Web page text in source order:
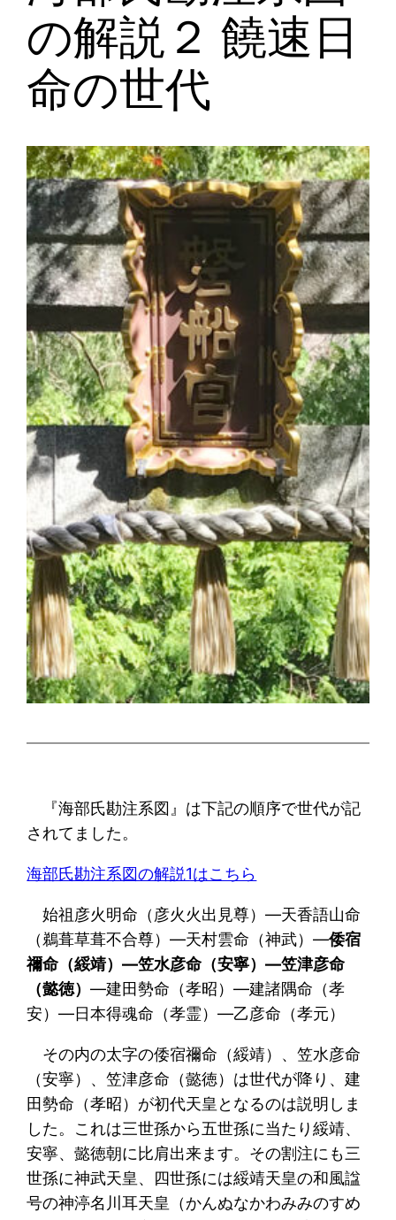
の解説２ 饒速日
命の世代
『海部氏勘注系図』は下記の順序で世代が記
されてました。
海部氏勘注系図の解説1はこちら
始祖彦火明命（彦火火出見尊）―天香語山命
（鵜葺草葺不合尊）―天村雲命（神武）―倭宿
禰命（綏靖）―笠水彦命（安寧）―笠津彦命
（懿徳）―建田勢命（孝昭）―建諸隅命（孝
安）―日本得魂命（孝霊）―乙彦命（孝元）
その内の太字の倭宿禰命（綏靖）、笠水彦命
（安寧）、笠津彦命（懿徳）は世代が降り、建
田勢命（孝昭）が初代天皇となるのは説明しま
した。これは三世孫から五世孫に当たり綏靖、
安寧、懿徳朝に比肩出来ます。その割注にも三
世孫に神武天皇、四世孫には綏靖天皇の和風諡
号の神渟名川耳天皇（かんぬなかわみみのすめ